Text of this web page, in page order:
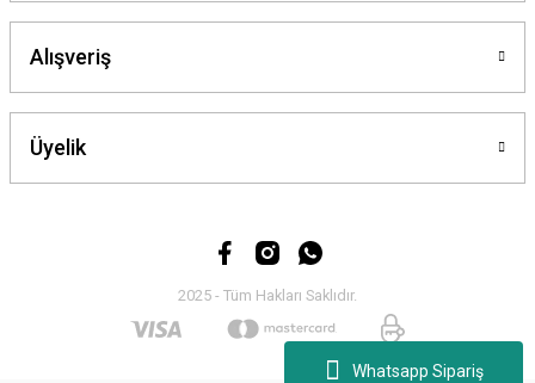
Whatsapp Sipariş
Alışveriş
Üyelik
2025 - Tüm Hakları Saklıdır.